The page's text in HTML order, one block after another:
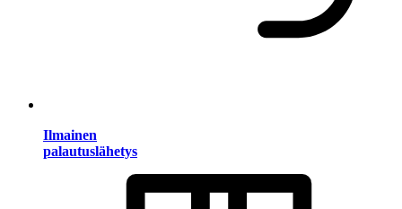
Ilmainen
palautuslähetys